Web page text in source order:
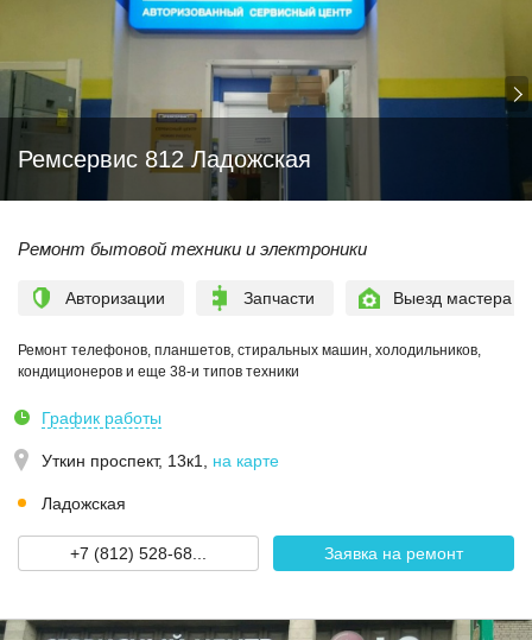
Ремсервис 812 Ладожская
Ремонт бытовой техники и электроники
Авторизации Запчасти Выезд мастера
Ремонт телефонов, планшетов, стиральных машин, холодильников,
кондиционеров и еще 38-и типов техники
График работы
Уткин проспект, 13к1 на карте
Ладожская
+7 (812) 528-68... Заявка на ремонт